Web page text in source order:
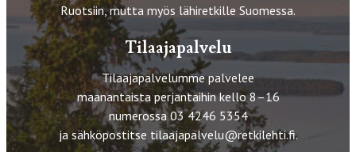
Ruotsiin, mutta myös lähiretkille Suomessa.
Tilaajapalvelu
Tilaajapalvelumme palvelee
maanantaista perjantaihin kello 8–16
numerossa 03 4246 5354
ja sähköpostitse tilaajapalvelu@retkilehti.fi.